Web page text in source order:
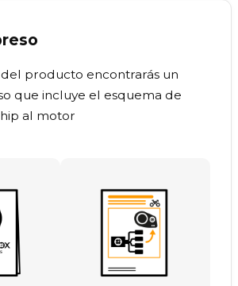
producto encontrarás un
que incluye el esquema de
al motor